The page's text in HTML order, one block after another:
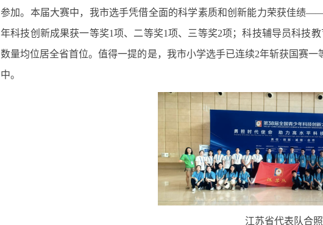
参加。本届大赛中，我市选手凭借全面的科学素质和创新能力荣获佳绩
年科技创新成果获一等奖1项、二等奖1项、三等奖2项；科技辅导员科技
数量均位居全省首位。值得一提的是，我市小学选手已连续2年斩获国赛
中。
江苏省代表队合照